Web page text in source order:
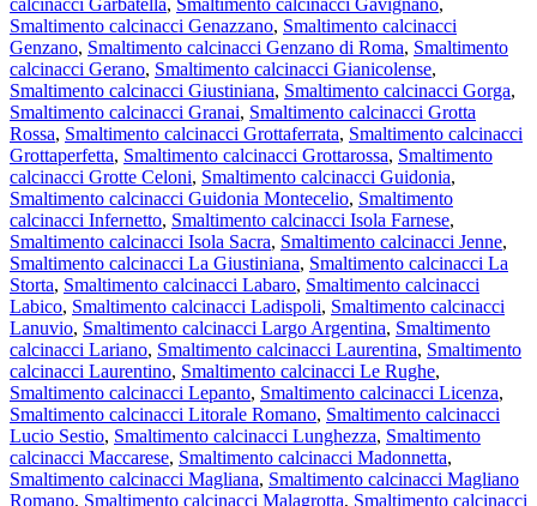
calcinacci Garbatella, Smaltimento calcinacci Gavignano,
Smaltimento calcinacci Genazzano, Smaltimento calcinacci
Genzano, Smaltimento calcinacci Genzano di Roma, Smaltimento
calcinacci Gerano, Smaltimento calcinacci Gianicolense,
Smaltimento calcinacci Giustiniana, Smaltimento calcinacci Gorga,
Smaltimento calcinacci Granai, Smaltimento calcinacci Grotta
Rossa, Smaltimento calcinacci Grottaferrata, Smaltimento calcinacci
Grottaperfetta, Smaltimento calcinacci Grottarossa, Smaltimento
calcinacci Grotte Celoni, Smaltimento calcinacci Guidonia,
Smaltimento calcinacci Guidonia Montecelio, Smaltimento
calcinacci Infernetto, Smaltimento calcinacci Isola Farnese,
Smaltimento calcinacci Isola Sacra, Smaltimento calcinacci Jenne,
Smaltimento calcinacci La Giustiniana, Smaltimento calcinacci La
Storta, Smaltimento calcinacci Labaro, Smaltimento calcinacci
Labico, Smaltimento calcinacci Ladispoli, Smaltimento calcinacci
Lanuvio, Smaltimento calcinacci Largo Argentina, Smaltimento
calcinacci Lariano, Smaltimento calcinacci Laurentina, Smaltimento
calcinacci Laurentino, Smaltimento calcinacci Le Rughe,
Smaltimento calcinacci Lepanto, Smaltimento calcinacci Licenza,
Smaltimento calcinacci Litorale Romano, Smaltimento calcinacci
Lucio Sestio, Smaltimento calcinacci Lunghezza, Smaltimento
calcinacci Maccarese, Smaltimento calcinacci Madonnetta,
Smaltimento calcinacci Magliana, Smaltimento calcinacci Magliano
Romano, Smaltimento calcinacci Malagrotta, Smaltimento calcinacci